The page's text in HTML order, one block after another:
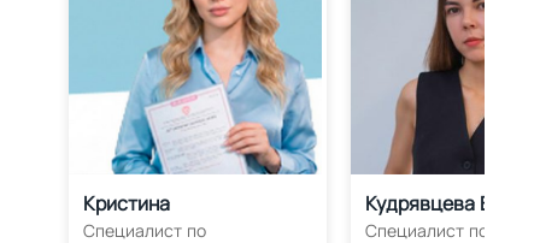
Кристина
Специалист по
Кудрявцева Влада
Специалист по